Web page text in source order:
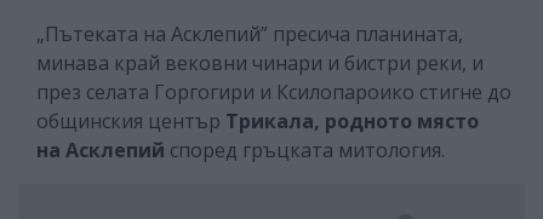
„Пътеката на Асклепий” пресича планината,
минава край вековни чинари и бистри реки, и
през селата Горгогири и Ксилопароико стигне до
общинския център Трикала, родното място
на Асклепий според гръцката митология.